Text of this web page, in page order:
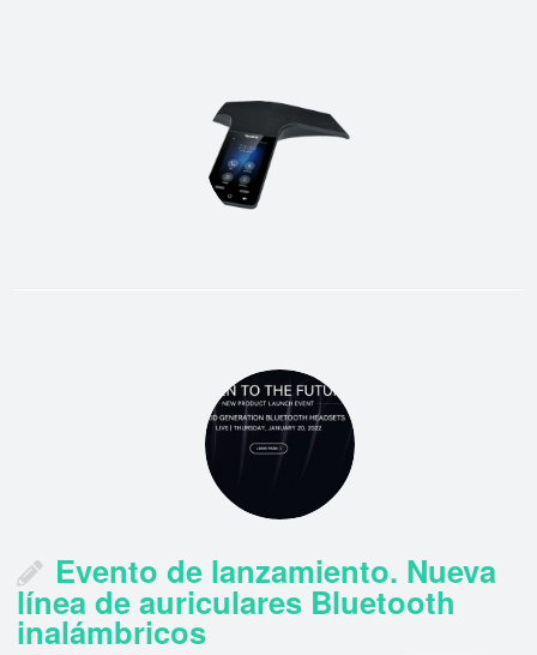
Evento de lanzamiento. Nueva
línea de auriculares Bluetooth
inalámbricos